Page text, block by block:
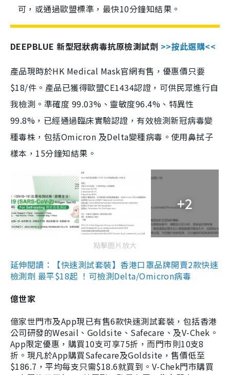
可，或通過歐盟標準，最快10分鐘知結果。
DEEPBLUE 新型冠狀病毒抗原檢測試劑 >>按此選購<<
產品現時於HK Medical Mask官網有售，優惠價只要
$18/件。產品已獲得歐盟CE1434認證，可供民眾進行自
我檢測。準確度 99.03%、靈敏度96.4%、特異性
99.8%，已經通過臨床實驗認證，有效檢測新冠病毒變
種毒株，包括Omicron 及Delta變種病毒。使用鼻拭子
樣本，15分鐘知結果。
+2
點擊圖片放大
延伸閱讀：【快速測試套裝】香港口罩品牌開賣2款快速
檢測劑 最平$18起 ！可檢測Delta/Omicron病毒
億世家
億家世門市及App現已有售6款快速測試套裝，包括香港
公司研發的Wesail、Goldsite、Safecare、及V-Chek。
App限定優惠，購買10支可享75折，而門市則10支8
折。現凡於App購買Safecare及Goldsite，售價低至
$186.7，平均每支只需$18.6就買到。V-Chek門市購買